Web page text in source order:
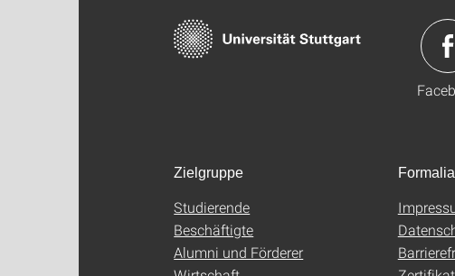
Zielgruppe
Studierende
Beschäftigte
Alumni und Förderer
Formalia